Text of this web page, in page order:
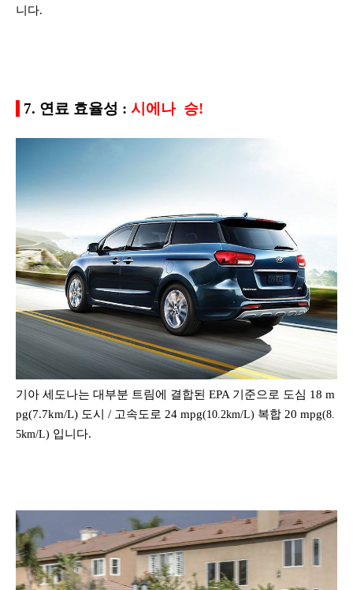
니다.
7. 연료 효율성 : 시에나 승!
기아 세도나는 대부분 트림에 결합된 EPA 기준으로 도심 18 m
pg(7.7km/L) 도시 / 고속도로 24 mpg(10.2km/L) 복합 20 mpg(8.
5km/L) 입니다.